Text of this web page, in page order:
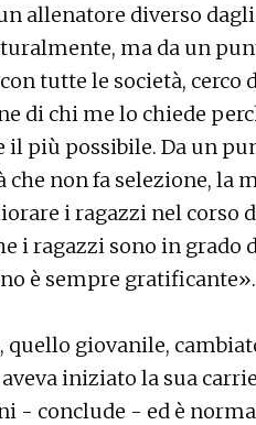
allenatore diverso
ma da un
tutte le società,
di chi me lo chiede
il più possibile. Da un
che non fa selezione, la
i ragazzi nel corso
i ragazzi sono in grado
è sempre gratificante».
quello giovanile,
iniziato la sua
- conclude - ed è